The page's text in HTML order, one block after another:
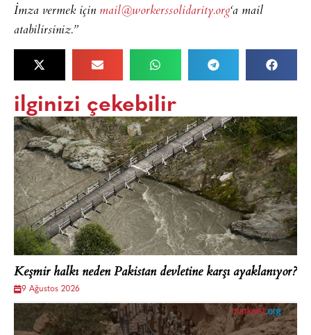
İmza vermek için mail@workerssolidarity.org‘a mail
atabilirsiniz.”
ilginizi çekebilir
Keşmir halkı neden Pakistan devletine karşı ayaklanıyor?
9 Ağustos 2026